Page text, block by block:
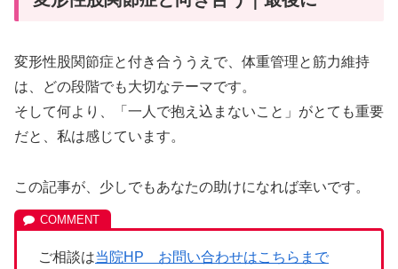
変形性股関節症と付き合ううえで、体重管理と筋力維持
は、どの段階でも大切なテーマです。
そして何より、「一人で抱え込まないこと」がとても重要
だと、私は感じています。
この記事が、少しでもあなたの助けになれば幸いです。
ご相談は当院HP お問い合わせはこちらまで